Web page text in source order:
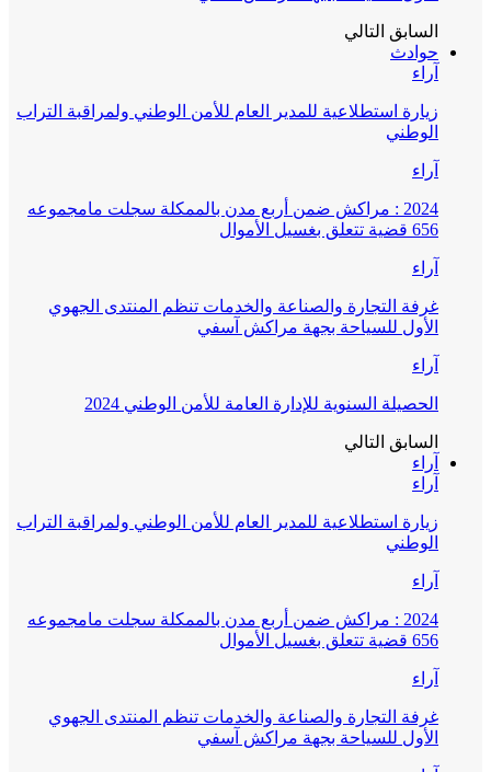
السابق التالي
حوادث
آراء
زيارة استطلاعية للمدير العام للأمن الوطني ولمراقبة التراب
الوطني
آراء
2024 : مراكش ضمن أربع مدن بالممكلة سجلت مامجموعه
656 قضية تتعلق بغسيل الأموال
آراء
غرفة التجارة والصناعة والخدمات تنظم المنتدى الجهوي
الأول للسياحة بجهة مراكش آسفي
آراء
الحصيلة السنوية للإدارة العامة للأمن الوطني 2024
السابق التالي
آراء
آراء
زيارة استطلاعية للمدير العام للأمن الوطني ولمراقبة التراب
الوطني
آراء
2024 : مراكش ضمن أربع مدن بالممكلة سجلت مامجموعه
656 قضية تتعلق بغسيل الأموال
آراء
غرفة التجارة والصناعة والخدمات تنظم المنتدى الجهوي
الأول للسياحة بجهة مراكش آسفي